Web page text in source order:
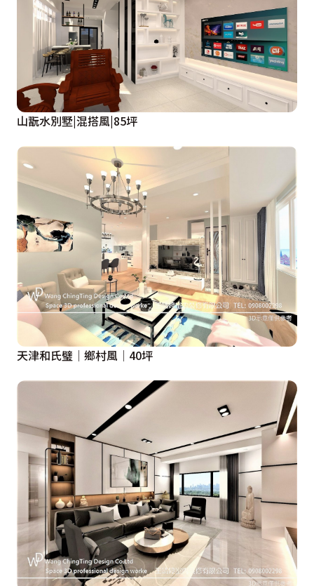
山翫水別墅|混搭風|85坪
天津和氏璧│鄉村風│40坪